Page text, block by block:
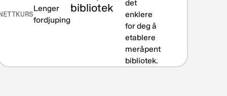
Lenger
fordjuping
bibliotek
det
enklere
for deg å
etablere
meråpent
bibliotek.